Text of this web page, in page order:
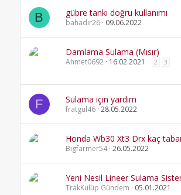
B gübre tankı doğru kullanımı
bahadır26 09.06.2022
Damlama Sulama (Mısır)
Ahmet0692 16.02.2021 2 3
F Sulama için yardım
fratgul46 28.05.2022
Honda Wb30 Xt3 Drx kaç
Bigfarmer54 26.05.2022
Yeni Nesil Lineer Sulama
TrakKulüp Gündem 05.01.2021